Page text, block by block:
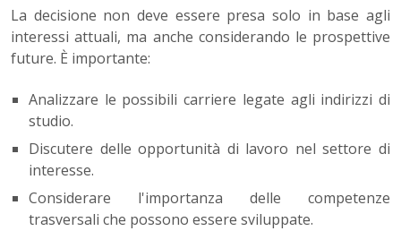
La decisione non deve essere presa solo in base agli
interessi attuali, ma anche considerando le prospettive
future. È importante:
Analizzare le possibili carriere legate agli indirizzi di
studio.
Discutere delle opportunità di lavoro nel settore di
interesse.
Considerare l'importanza delle competenze
trasversali che possono essere sviluppate.